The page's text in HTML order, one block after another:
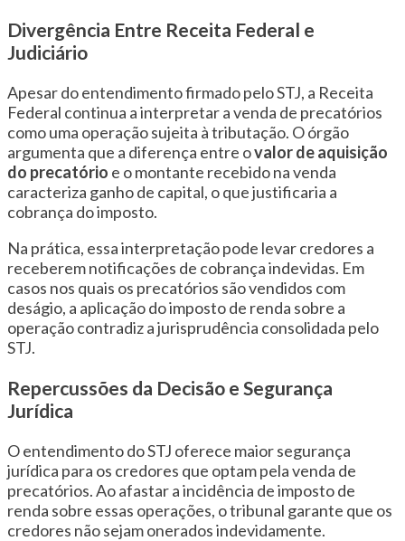
Divergência Entre Receita Federal e
Judiciário
Apesar do entendimento firmado pelo STJ, a Receita
Federal continua a interpretar a venda de precatórios
como uma operação sujeita à tributação. O órgão
argumenta que a diferença entre ovalor de aquisição
do precatório e o montante recebido na venda
caracteriza ganho de capital, o que justificaria a
cobrança do imposto.
Na prática, essa interpretação pode levar credores a
receberem notificações de cobrança indevidas. Em
casos nos quais os precatórios são vendidos com
deságio, a aplicação do imposto de renda sobre a
operação contradiz a jurisprudência consolidada pelo
STJ.
Repercussões da Decisão e Segurança
Jurídica
O entendimento do STJ oferece maior segurança
jurídica para os credores que optam pela venda de
precatórios. Ao afastar a incidência de imposto de
renda sobre essas operações, o tribunal garante que os
credores não sejam onerados indevidamente.